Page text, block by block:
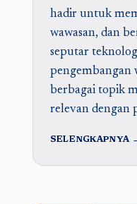
hadir untuk
wawasan, dan
seputar
pengembangan
berbagai topik
relevan dengan
SELENGKAPNYA